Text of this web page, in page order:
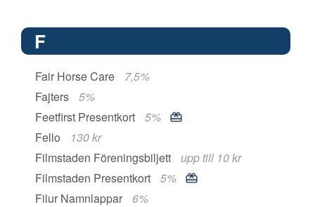
F
Fair Horse Care
7,5%
Fajters
5%
Feetfirst Presentkort
5%
Fello
130 kr
Filmstaden Föreningsbiljett
upp till 10 kr
Filmstaden Presentkort
5%
Filur Namnlappar
6%